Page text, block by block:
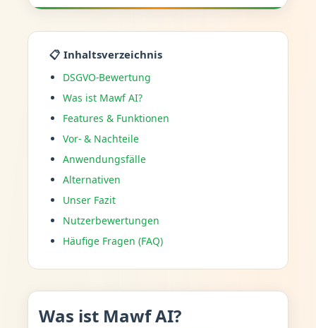
📋 Inhaltsverzeichnis
DSGVO-Bewertung
Was ist Mawf AI?
Features & Funktionen
Vor- & Nachteile
Anwendungsfälle
Alternativen
Unser Fazit
Nutzerbewertungen
Häufige Fragen (FAQ)
Was ist Mawf AI?